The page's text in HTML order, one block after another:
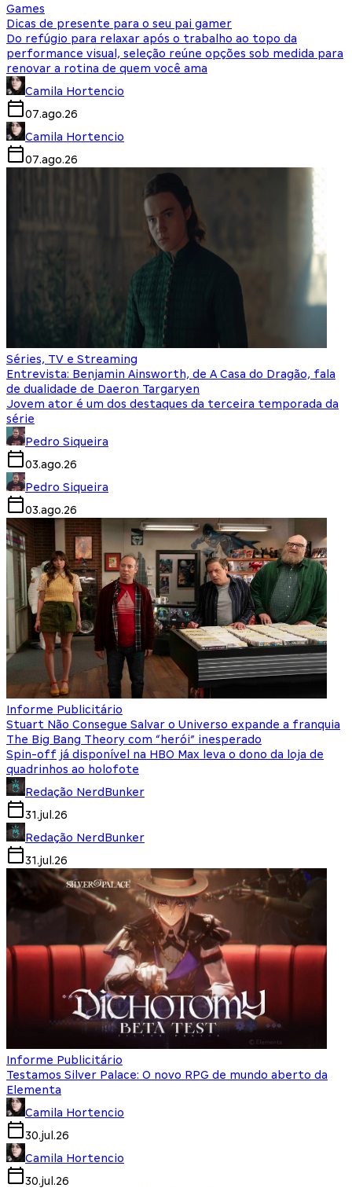
Games
Dicas de presente para o seu pai gamer
Do refúgio para relaxar após o trabalho ao topo da
performance visual, seleção reúne opções sob medida para
renovar a rotina de quem você ama
Camila Hortencio
07.ago.26
Camila Hortencio
07.ago.26
Séries, TV e Streaming
Entrevista: Benjamin Ainsworth, de A Casa do Dragão, fala
de dualidade de Daeron Targaryen
Jovem ator é um dos destaques da terceira temporada da
série
Pedro Siqueira
03.ago.26
Pedro Siqueira
03.ago.26
Informe Publicitário
Stuart Não Consegue Salvar o Universo expande a franquia
The Big Bang Theory com “herói” inesperado
Spin-off já disponível na HBO Max leva o dono da loja de
quadrinhos ao holofote
Redação NerdBunker
31.jul.26
Redação NerdBunker
31.jul.26
Informe Publicitário
Testamos Silver Palace: O novo RPG de mundo aberto da
Elementa
Camila Hortencio
30.jul.26
Camila Hortencio
30.jul.26